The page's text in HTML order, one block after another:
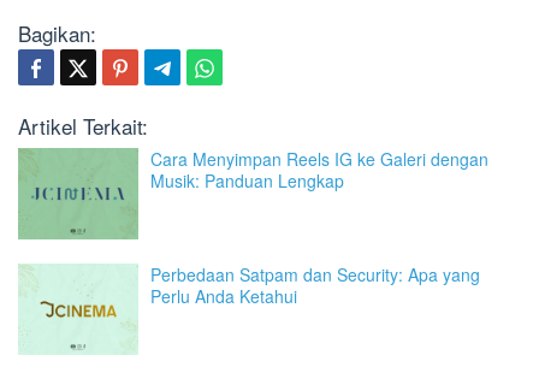
Bagikan:
Artikel Terkait:
Cara Menyimpan Reels IG ke Galeri dengan
Musik: Panduan Lengkap
Perbedaan Satpam dan Security: Apa yang
Perlu Anda Ketahui